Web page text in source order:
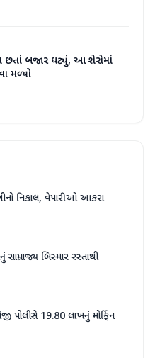
બજાર ઘટ્યું, આ શેરોમાં
મળ્યો
નિકાલ, વેપારીઓ આકરા
બિસ્માર રસ્તાથી
પોલીસે 19.80 લાખનું મોર્ફિન